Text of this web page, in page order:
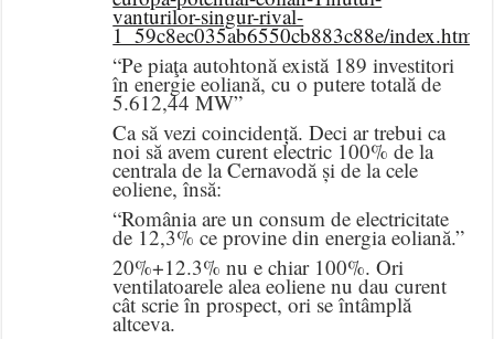
vanturilor-singur-rival-
1_59c8ec035ab6550cb883c88e/index.html
“Pe piaţa autohtonă există 189 investitori
în energie eoliană, cu o putere totală de
5.612,44 MW”
Ca să vezi coincidență. Deci ar trebui ca
noi să avem curent electric 100% de la
centrala de la Cernavodă și de la cele
eoliene, însă:
“România are un consum de electricitate
de 12,3% ce provine din energia eoliană.”
20%+12.3% nu e chiar 100%. Ori
ventilatoarele alea eoliene nu dau curent
cât scrie în prospect, ori se întâmplă
altceva.